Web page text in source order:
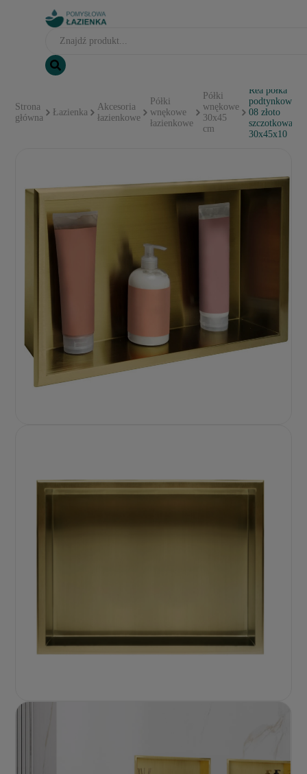
Strona
główna
Łazienka
Akcesoria
łazienkowe
Półki
wnękowe
łazienkowe
Półki
wnękowe
30x45
cm
Rea półka
podtynkowa
08 złoto
szczotkowane
30x45x10